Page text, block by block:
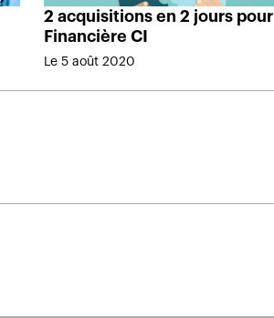
2 acquisitions en 2 jours pour
Financière CI
Le 5 août 2020